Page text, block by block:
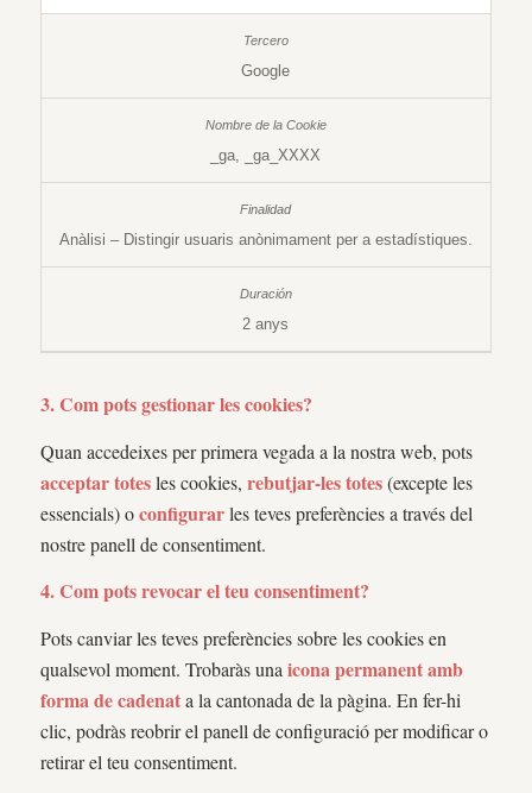
Google
_ga, _ga_XXXX
Anàlisi – Distingir usuaris anònimament per a estadístiques.
2 anys
3. Com pots gestionar les cookies?
Quan accedeixes per primera vegada a la nostra web, pots
acceptar totesles cookies, rebutjar-les totes(excepte les
essencials) oconfigurarles teves preferències a través del
nostre panell de consentiment.
4. Com pots revocar el teu consentiment?
Pots canviar les teves preferències sobre les cookies en
qualsevol moment. Trobaràs una icona permanent amb
forma de cadenata la cantonada de la pàgina. En fer-hi
clic, podràs reobrir el panell de configuració per modificar o
retirar el teu consentiment.